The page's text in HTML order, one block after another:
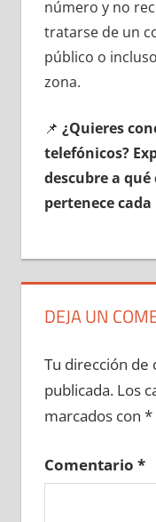
número у no
tratarse dе un
público ο
zona.
📌 ¿Quieres
telefónicos?
descubre а
pertenece
DEJA UN
Tu dirección de
publicada. Los
marcados con *
Comentario *